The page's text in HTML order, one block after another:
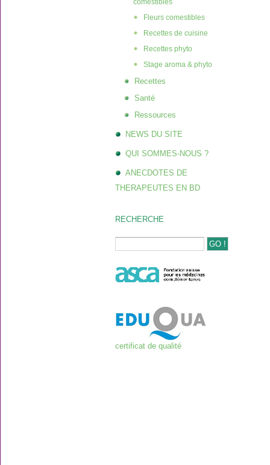
comestibles
Fleurs comestibles
Recettes de cuisine
Recettes phyto
Stage aroma & phyto
Recettes
Santé
Ressources
NEWS DU SITE
QUI SOMMES-NOUS ?
ANECDOTES DE
THERAPEUTES EN BD
RECHERCHE
certificat de qualité